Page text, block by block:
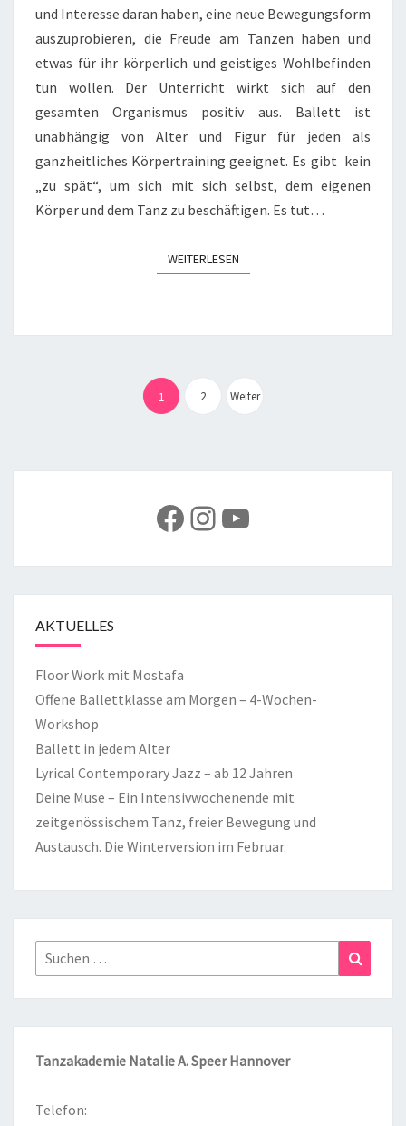
und Interesse daran haben, eine neue Bewegungsform
auszuprobieren, die Freude am Tanzen haben und
etwas für ihr körperlich und geistiges Wohlbefinden
tun wollen. Der Unterricht wirkt sich auf den
gesamten Organismus positiv aus. Ballett ist
unabhängig von Alter und Figur für jeden als
ganzheitliches Körpertraining geeignet. Es gibt kein
„zu spät“, um sich mit sich selbst, dem eigenen
Körper und dem Tanz zu beschäftigen. Es tut…
WEITERLESENWEITERLESEN
der
1 2 Weiter
Facebook
Instagram
YouTube
AKTUELLES
Floor Work mit Mostafa
Offene Ballettklasse am Morgen – 4-Wochen-
Workshop
Ballett in jedem Alter
Lyrical Contemporary Jazz – ab 12 Jahren
Deine Muse – Ein Intensivwochenende mit
zeitgenössischem Tanz, freier Bewegung und
Austausch. Die Winterversion im Februar.
Suchen
nach:
Tanzakademie Natalie A. Speer Hannover
Telefon: